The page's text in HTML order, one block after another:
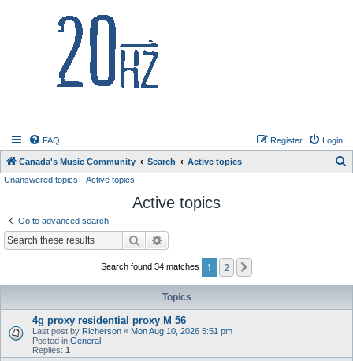
FAQ Login
Register
Canada's Music Community Search Active topics
Unanswered topics Active topics
Active topics
Go to advanced search
Search
Search found 34 matches 1 2
Topics
4g proxy residential proxy M 56
Last post by Richerson « Mon Aug 10, 2026 5:51 pm
Posted in General
Replies: 1